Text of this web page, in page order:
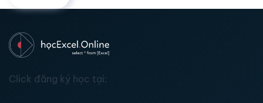
Click đăng ký học tại: